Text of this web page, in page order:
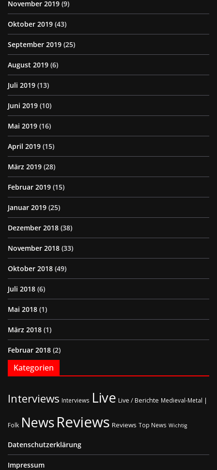
November 2019 (9)
Oktober 2019 (43)
September 2019 (25)
August 2019 (6)
Juli 2019 (13)
Juni 2019 (10)
Mai 2019 (16)
April 2019 (15)
März 2019 (28)
Februar 2019 (15)
Januar 2019 (25)
Dezember 2018 (38)
November 2018 (33)
Oktober 2018 (49)
Juli 2018 (6)
Mai 2018 (1)
März 2018 (1)
Februar 2018 (2)
Kategorien
Interviews Interviews Live Live / Berichte Medieval-Metal |
Folk NewsReviews Reviews Top News Wichtig
Datenschutzerklärung
Impressum